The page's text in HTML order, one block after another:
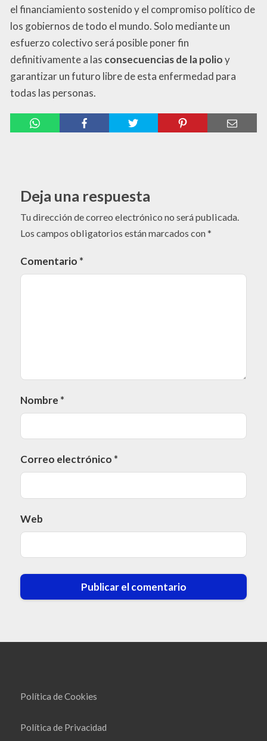
el financiamiento sostenido y el compromiso político de
los gobiernos de todo el mundo. Solo mediante un
esfuerzo colectivo será posible poner fin
definitivamente a las consecuencias de la polioy
garantizar un futuro libre de esta enfermedad para
todas las personas.
Deja una respuesta
Tu dirección de correo electrónico no será publicada.
Los campos obligatorios están marcados con*
Comentario *
Nombre *
Correo electrónico *
Web
Política de Cookies
Política de Privacidad